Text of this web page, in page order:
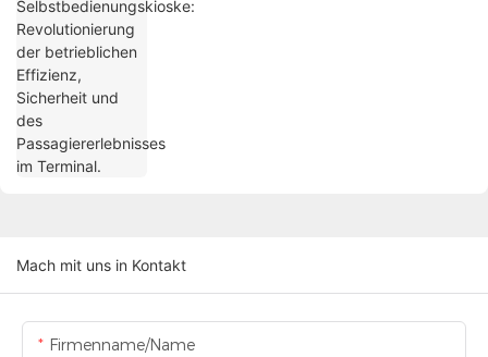
der betrieblichen Effizienz, Sicherheit und
Mach mit uns in Kontakt
Firmenname/Name